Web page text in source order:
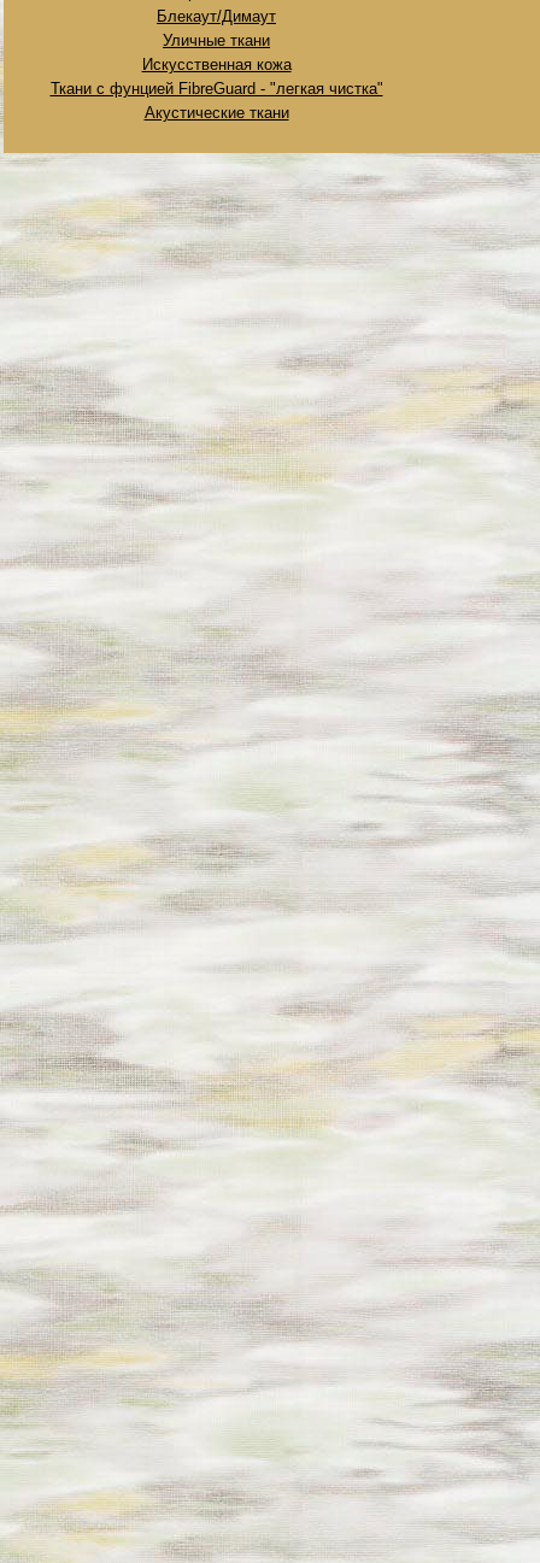
Блекаут/Димаут
Уличные ткани
Искусственная кожа
Ткани с фунцией FibreGuard - "легкая чистка"
Акустические ткани